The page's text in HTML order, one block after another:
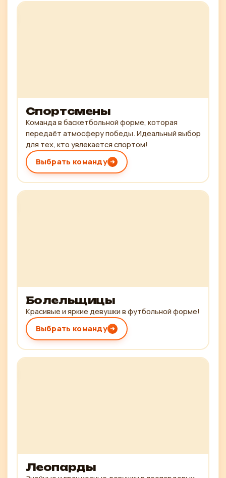
Спортсмены
Команда в баскетбольной форме, которая
передаёт атмосферу победы. Идеальный выбор
для тех, кто увлекается спортом!
Выбрать команду
Болельщицы
Красивые и яркие девушки в футбольной форме!
Выбрать команду
Леопарды